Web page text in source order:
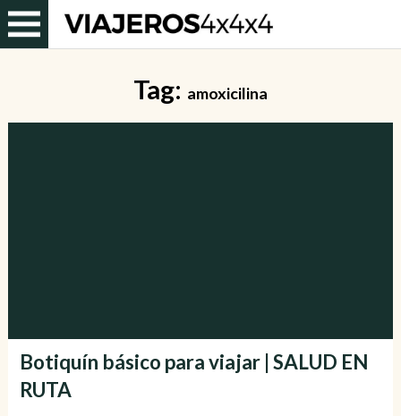
Tag: amoxicilina
Botiquín básico para viajar | SALUD EN
RUTA